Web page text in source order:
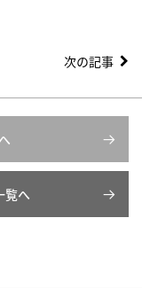
次の記事
覧へ